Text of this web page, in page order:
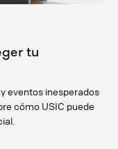
tu
eventos inesperados
cómo USIC puede